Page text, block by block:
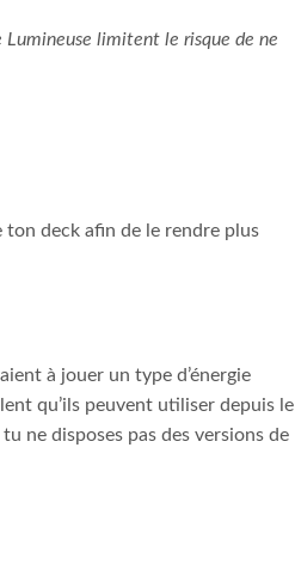
Lumineuse limitent le risque de ne
ton deck afin de le rendre plus
à jouer un type d’énergie
qu’ils peuvent utiliser depuis le
ne disposes pas des versions de